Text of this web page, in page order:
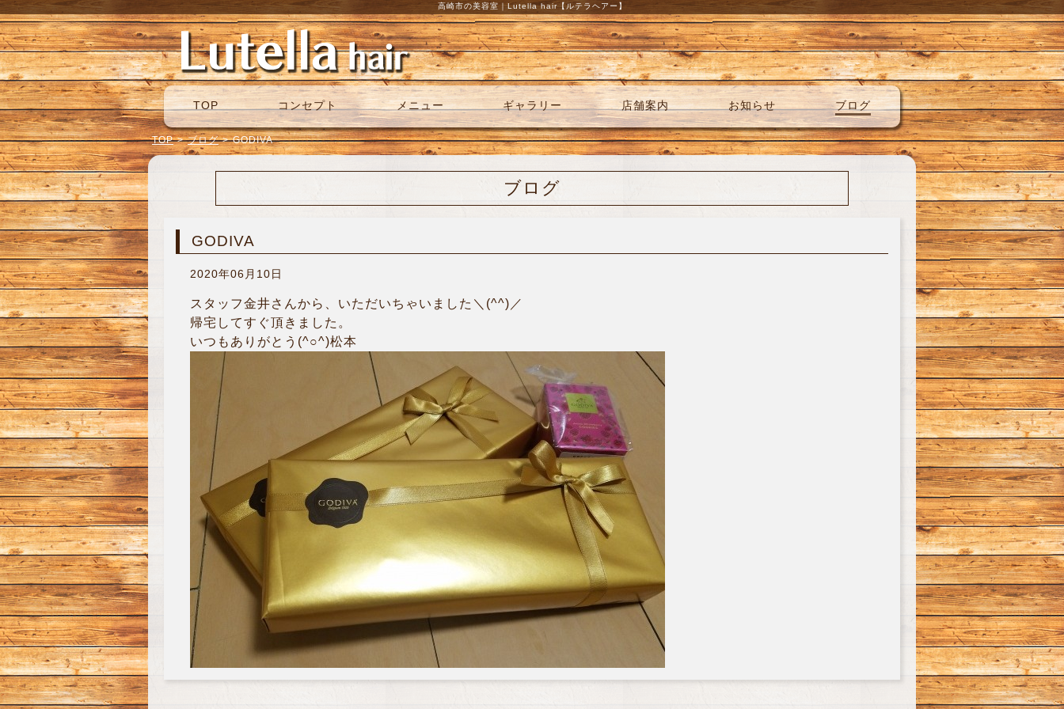
高崎市の美容室｜Lutella hair【ルテラヘアー】
TOP コンセプト メニュー ギャラリー 店舗案内 お知らせ ブログ
TOP > ブログ > GODIVA
ブログ
GODIVA
2020年06月10日
スタッフ金井さんから、いただいちゃいました＼(^^)／
帰宅してすぐ頂きました。
いつもありがとう(^○^)松本